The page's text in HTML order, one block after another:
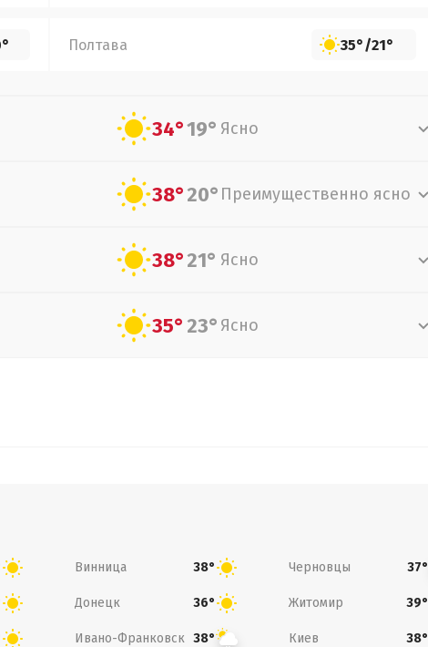
Полтава 35°/21°
34°19° Ясно
38°20° Преимущественно ясно
38°21° Ясно
35°23° Ясно
Винница 38° Черновцы 37°
Донецк 36° Житомир 39°
Ивано-Франковск 38° Киев 38°